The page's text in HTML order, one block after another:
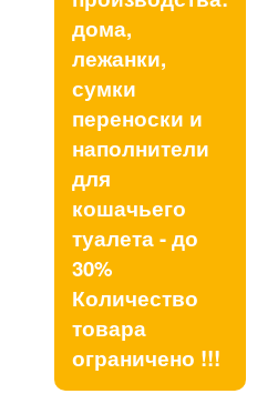
дома,
лежанки,
сумки
переноски и
наполнители
для
кошачьего
туалета - до
30%
Количество
товара
ограничено !!!